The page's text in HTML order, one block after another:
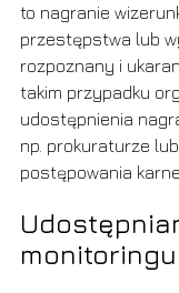
to nagranie
przestępstwa lub
rozpoznany i
takim przypadku
udostępnienia
np. prokuraturze
postępowania